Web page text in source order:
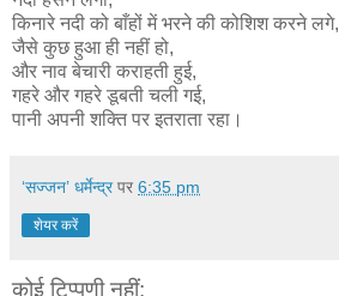
किनारे नदी को बाँहों में भरने की कोशिश करने लगे,
जैसे कुछ हुआ ही नहीं हो,
और नाव बेचारी कराहती हुई,
गहरे और गहरे डूबती चली गई,
पानी अपनी शक्ति पर इतराता रहा।
‘सज्जन’ धर्मेन्द्र पर 6:35 pm
शेयर करें
कोई टिप्पणी नहीं: